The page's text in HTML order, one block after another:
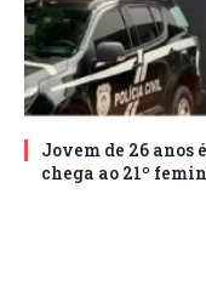
Jovem de 26 anos
chega ao 21º